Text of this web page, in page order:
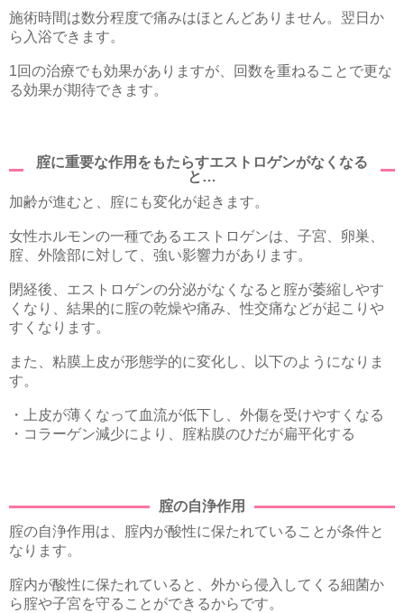
施術時間は数分程度で痛みはほとんどありません。翌日か
ら入浴できます。
1回の治療でも効果がありますが、回数を重ねることで更な
る効果が期待できます。
腟に重要な作用をもたらすエストロゲンがなくなる
と…
加齢が進むと、腟にも変化が起きます。
女性ホルモンの一種であるエストロゲンは、子宮、卵巣、
腟、外陰部に対して、強い影響力があります。
閉経後、エストロゲンの分泌がなくなると腟が萎縮しやす
くなり、結果的に腟の乾燥や痛み、性交痛などが起こりや
すくなります。
また、粘膜上皮が形態学的に変化し、以下のようになりま
す。
・上皮が薄くなって血流が低下し、外傷を受けやすくなる
・コラーゲン減少により、腟粘膜のひだが扁平化する
腟の自浄作用
腟の自浄作用は、腟内が酸性に保たれていることが条件と
なります。
腟内が酸性に保たれていると、外から侵入してくる細菌か
ら腟や子宮を守ることができるからです。